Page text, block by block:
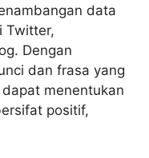
data
Twitter,
Dengan
dan frasa yang
menentukan
positif,